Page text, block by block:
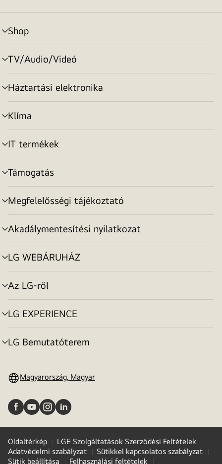
Shop
menu
toggle
TV/Audio/Videó
menu
toggle
Háztartási elektronika
menu
toggle
Klíma
menu
toggle
IT termékek
menu
toggle
Támogatás
menu
toggle
Megfelelősségi tájékoztató
menu
toggle
Akadálymentesítési nyilatkozat
menu
toggle
LG WEBÁRUHÁZ
menu
toggle
Az LG-ről
menu
toggle
LG EXPERIENCE
menu
toggle
LG Bemutatóterem
menu
Magyarország, Magyar
Oldaltérkép
LGE Szolgáltatások Szerződési Feltételek
Adatvédelmi szabályzat
Sütikkel kapcsolatos szabályzat
Sütik beállítása
Felhasználási feltételek